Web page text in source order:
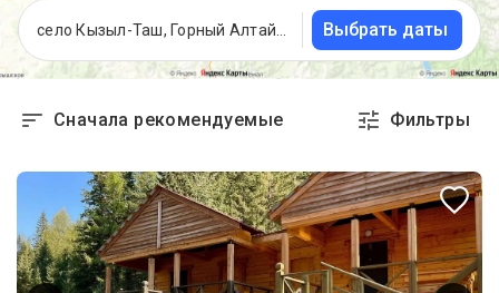
Выбрать даты
Сначала рекомендуемые Фильтры